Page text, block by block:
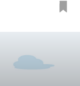
깨져버렸습니다. 뭐
게 될 것이다. 같은 피
히려 한마디라도 더
는 사람이 아니었다